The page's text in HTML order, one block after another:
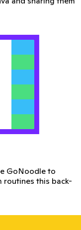
GoNoodle to
routines this back-